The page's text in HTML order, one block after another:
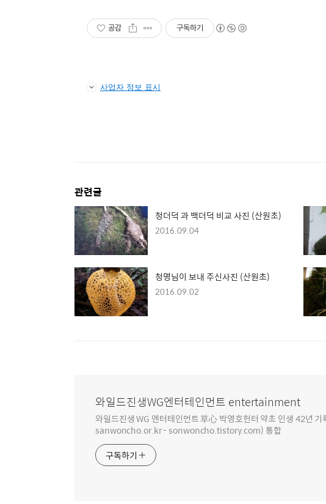
공감 구독하기
사업자 정보 표시
관련글
청더덕 과 백더덕 비교 사진 (산원초)
2016.09.04
청명님이 보내 주신사진 (산원초)
2016.09.02
와일드진생WG엔터테인먼트 entertainment
와일드진생 WG 엔터테인먼트 草心 박영호헌터 약초 인생 42년
sanwoncho.or.kr - sonwoncho.tistory.com) 통합
구독하기